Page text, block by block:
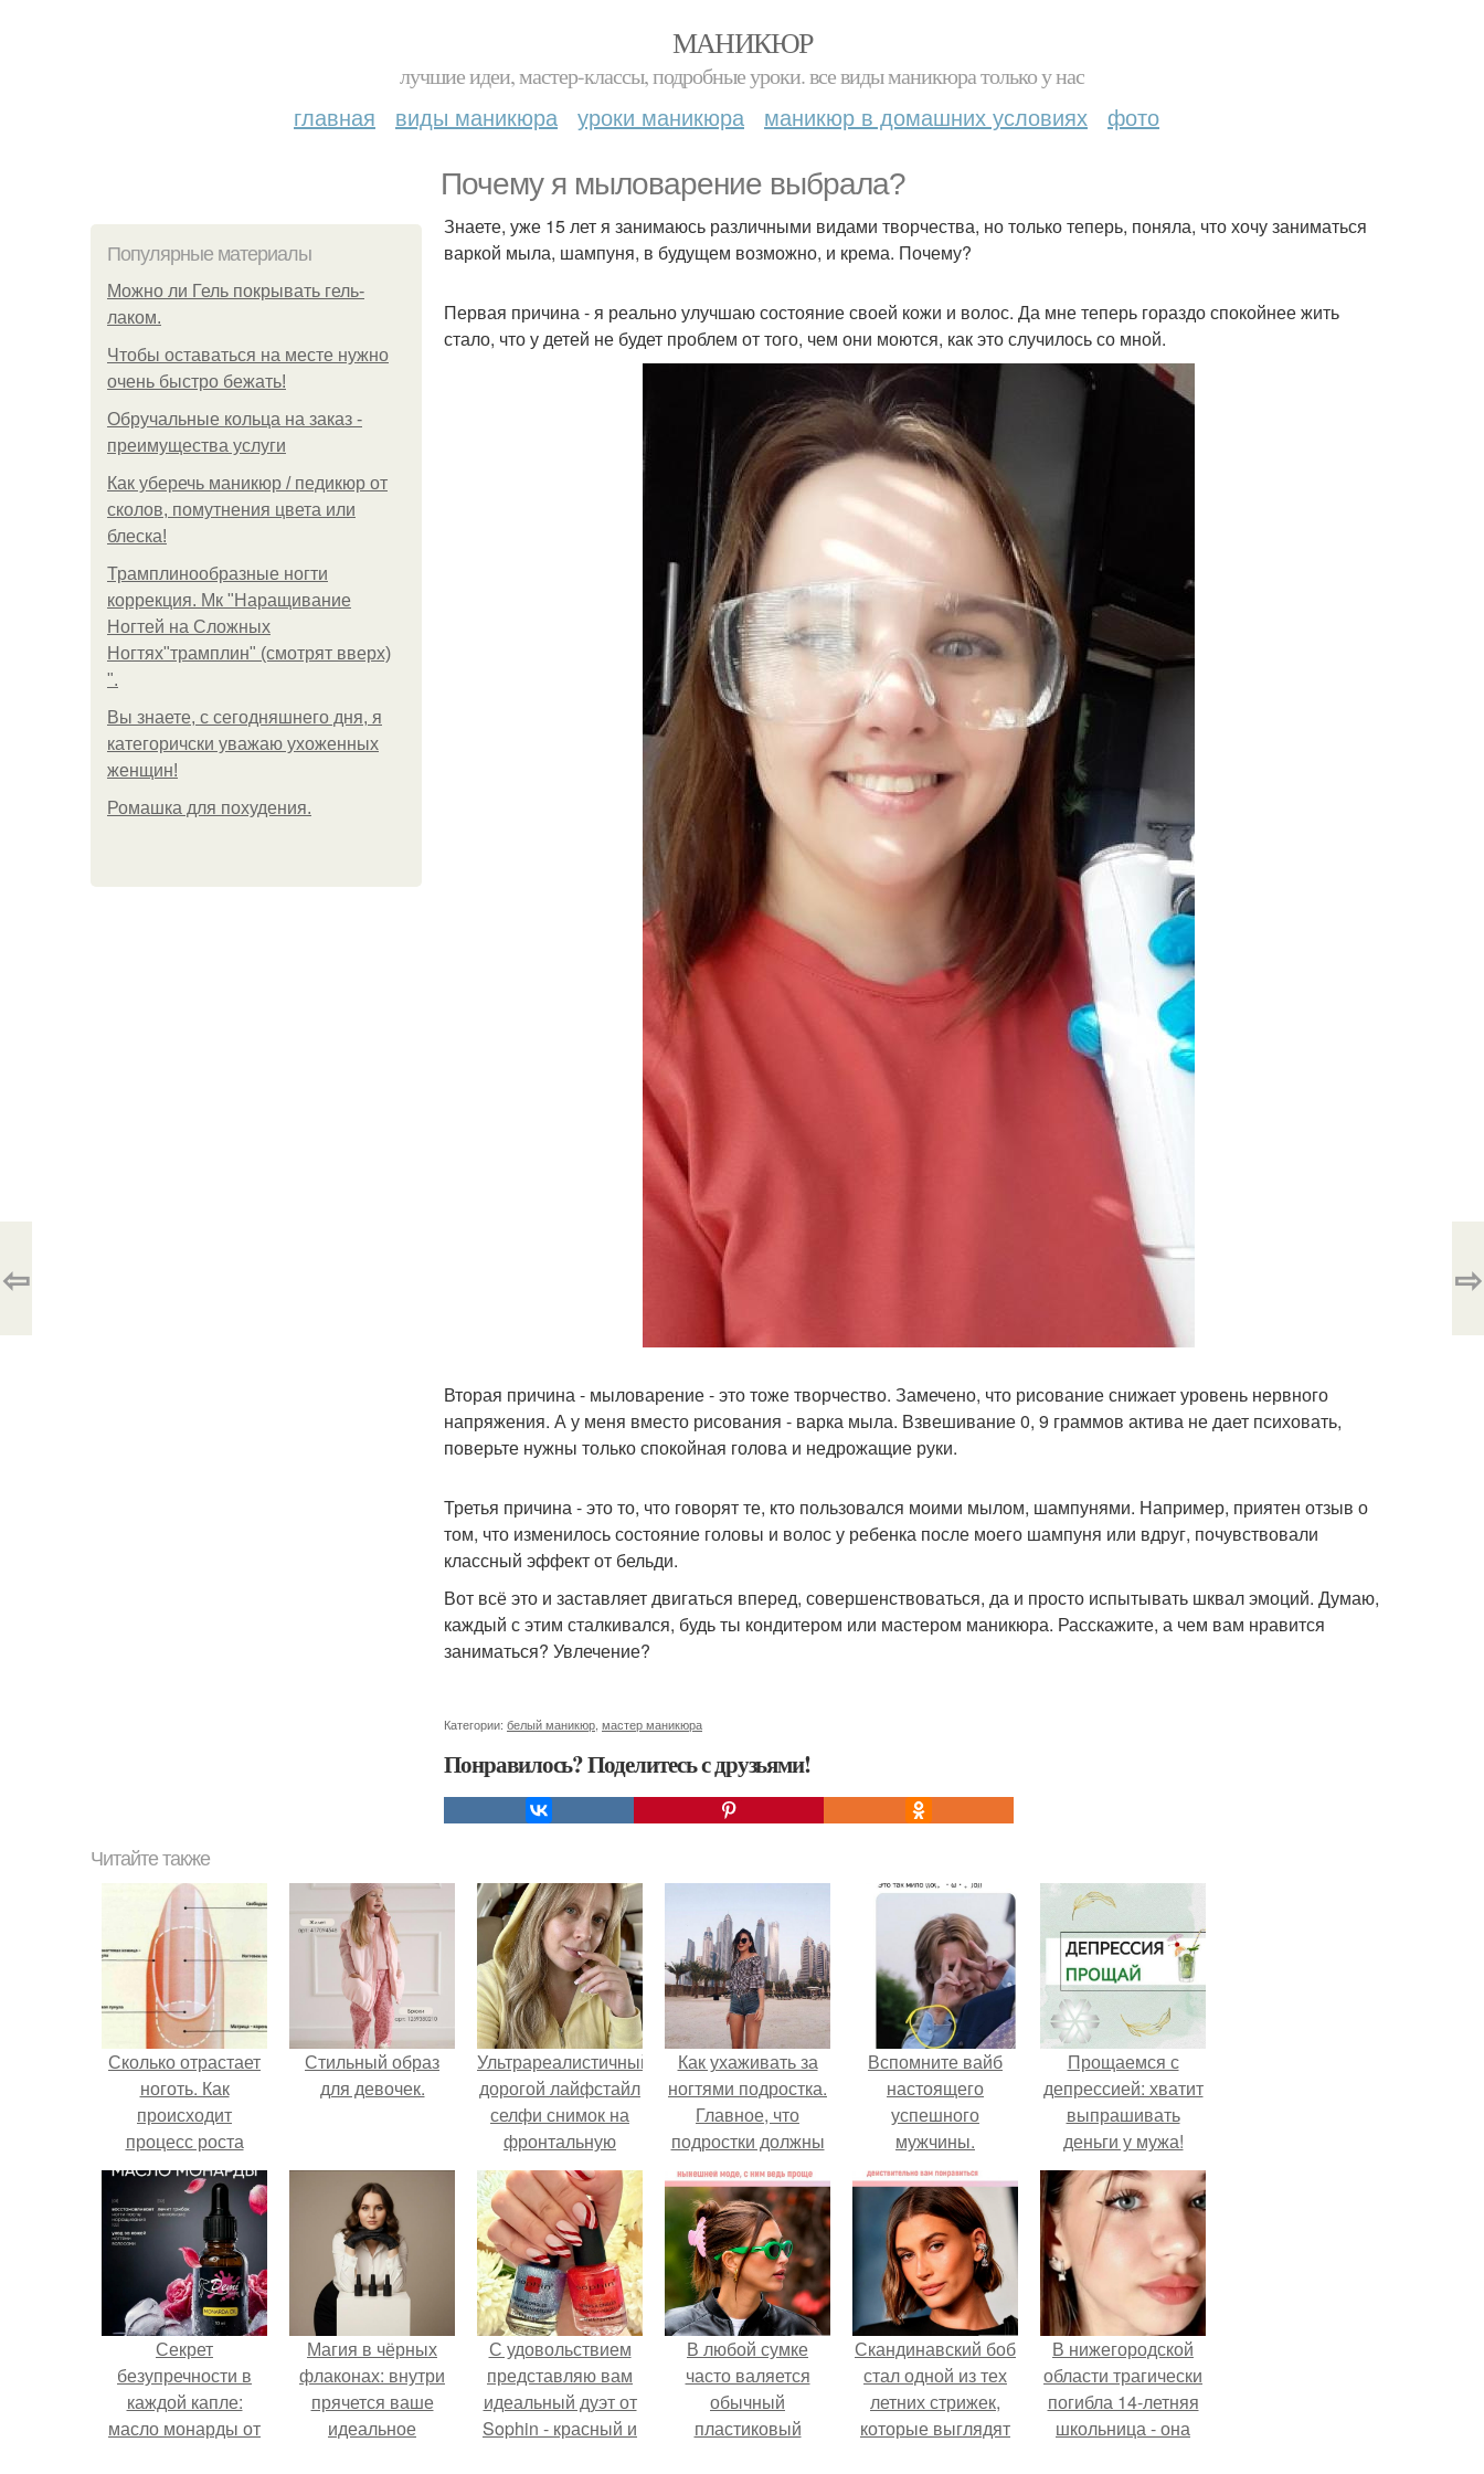
МАНИКЮР
лучшие идеи, мастер-классы, подробные уроки. все виды маникюра только у нас
главная виды маникюра уроки маникюра маникюр в домашних условиях фото
Почему я мыловарение выбрала?
Популярные материалы
Можно ли Гель покрывать гель-
лаком.
Чтобы оставаться на месте нужно
очень быстро бежать!
Обручальные кольца на заказ -
преимущества услуги
Как уберечь маникюр / педикюр от
сколов, помутнения цвета или
блеска!
Трамплинообразные ногти
коррекция. Мк "Наращивание
Ногтей на Сложных
Ногтях"трамплин" (смотрят вверх)
".
Вы знаете, с сегодняшнего дня, я
категоричски уважаю ухоженных
женщин!
Ромашка для похудения.
Знаете, уже 15 лет я занимаюсь различными видами творчества, но только теперь, поняла, что хочу заниматься
варкой мыла, шампуня, в будущем возможно, и крема. Почему?
Первая причина - я реально улучшаю состояние своей кожи и волос. Да мне теперь гораздо спокойнее жить
стало, что у детей не будет проблем от того, чем они моются, как это случилось со мной.
Вторая причина - мыловарение - это тоже творчество. Замечено, что рисование снижает уровень нервного
напряжения. А у меня вместо рисования - варка мыла. Взвешивание 0, 9 граммов актива не дает психовать,
поверьте нужны только спокойная голова и недрожащие руки.
Третья причина - это то, что говорят те, кто пользовался моими мылом, шампунями. Например, приятен отзыв о
том, что изменилось состояние головы и волос у ребенка после моего шампуня или вдруг, почувствовали
классный эффект от бельди.
Вот всё это и заставляет двигаться вперед, совершенствоваться, да и просто испытывать шквал эмоций. Думаю,
каждый с этим сталкивался, будь ты кондитером или мастером маникюра. Расскажите, а чем вам нравится
заниматься? Увлечение?
Категории: белый маникюр мастер маникюра
Понравилось? Поделитесь с друзьями!
⇦ ⇨
Читайте также
Сколько отрастает
ноготь. Как
происходит
процесс роста
ногтей
Стильный образ
для девочек.
Ультрареалистичный
дорогой лайфстайл
селфи снимок на
фронтальную
камеру.
Как ухаживать за
ногтями подростка.
Главное, что
подростки должны
знать об уходе за
ногтями?
Вспомните вайб
настоящего
успешного
мужчины.
Прощаемся с
депрессией: хватит
выпрашивать
деньги у мужа!
Секрет
безупречности в
каждой капле:
масло монарды от
Магия в чёрных
флаконах: внутри
прячется ваше
идеальное
С удовольствием
представляю вам
идеальный дуэт от
Sophin - красный и
В любой сумке
часто валяется
обычный
пластиковый
Скандинавский боб
стал одной из тех
летних стрижек,
которые выглядят
В нижегородской
области трагически
погибла 14-летняя
школьница - она